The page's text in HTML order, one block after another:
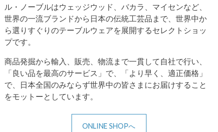
ル・ノーブルはウェッジウッド、バカラ、マイセンなど、
世界の一流ブランドから日本の伝統工芸品まで、世界中か
ら選りすぐりのテーブルウェアを展開するセレクトショッ
プです。
商品発掘から輸入、販売、物流まで一貫して自社で行い、
「良い品を最高のサービス」で、「より早く、適正価格」
で、日本全国のみならず世界中の皆さまにお届けすること
をモットーとしています。
ONLINE SHOPへ